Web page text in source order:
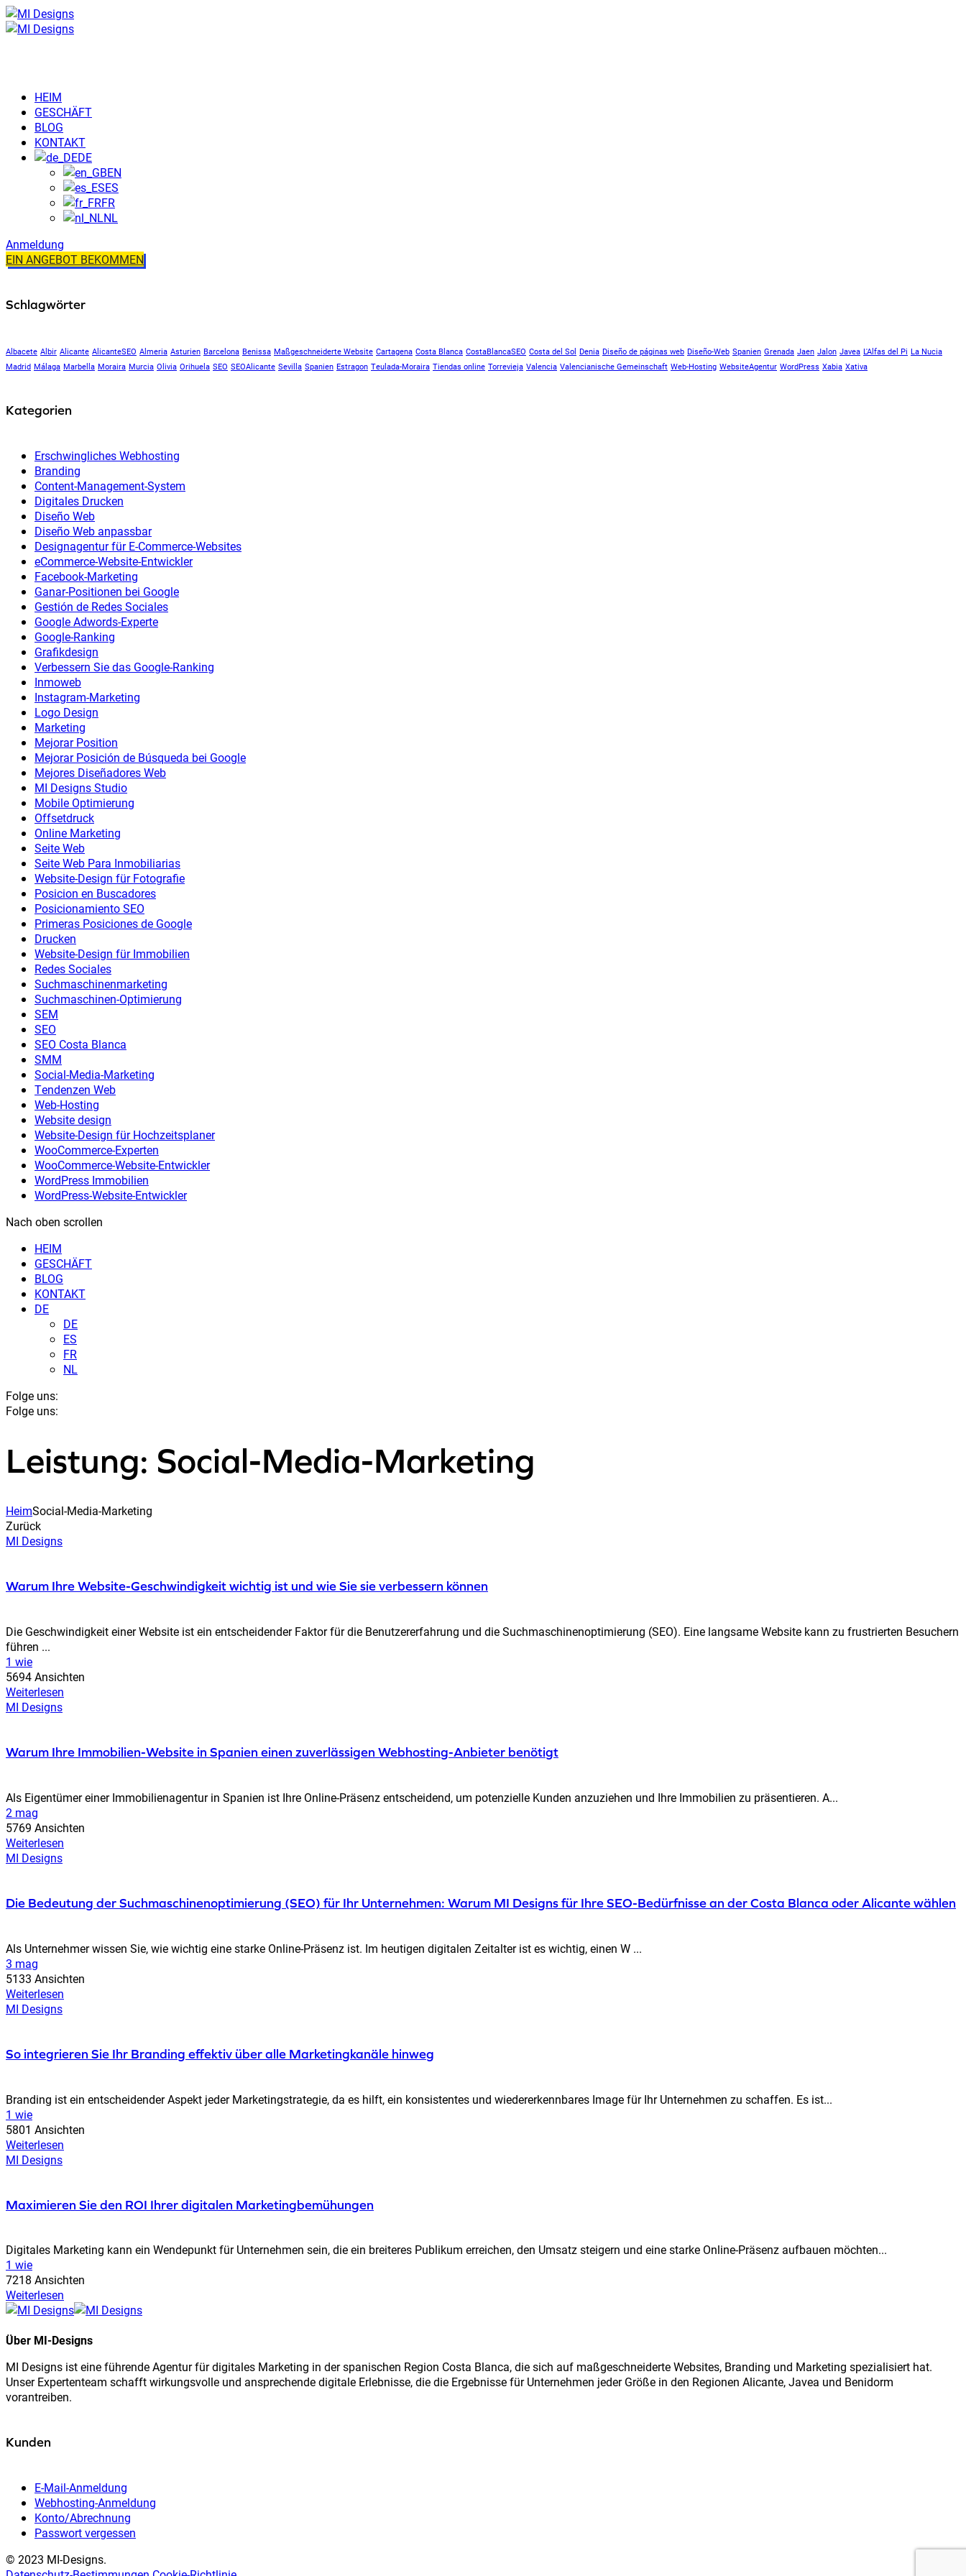
HEIM
GESCHÄFT
BLOG
KONTAKT
DE
EN
ES
FR
NL
Anmeldung
EIN ANGEBOT BEKOMMEN
Schlagwörter
Albacete Albir Alicante AlicanteSEO Almeria Asturien Barcelona Benissa Maßgeschneiderte Website Cartagena Costa Blanca CostaBlancaSEO Costa del Sol Denia Diseño de páginas web Diseño-Web Spanien Grenada Jaen Jalon Javea L'Alfas del Pi La Nucia
Madrid Málaga Marbella Moraira Murcia Olivia Orihuela SEO SEOAlicante Sevilla Spanien Estragon Teulada-Moraira Tiendas online Torrevieja Valencia Valencianische Gemeinschaft Web-Hosting WebsiteAgentur WordPress Xabia Xativa
Kategorien
Erschwingliches Webhosting
Branding
Content-Management-System
Digitales Drucken
Diseño Web
Diseño Web anpassbar
Designagentur für E-Commerce-Websites
eCommerce-Website-Entwickler
Facebook-Marketing
Ganar-Positionen bei Google
Gestión de Redes Sociales
Google Adwords-Experte
Google-Ranking
Grafikdesign
Verbessern Sie das Google-Ranking
Inmoweb
Instagram-Marketing
Logo Design
Marketing
Mejorar Position
Mejorar Posición de Búsqueda bei Google
Mejores Diseñadores Web
MI Designs Studio
Mobile Optimierung
Offsetdruck
Online Marketing
Seite Web
Seite Web Para Inmobiliarias
Website-Design für Fotografie
Posicion en Buscadores
Posicionamiento SEO
Primeras Posiciones de Google
Drucken
Website-Design für Immobilien
Redes Sociales
Suchmaschinenmarketing
Suchmaschinen-Optimierung
SEM
SEO
SEO Costa Blanca
SMM
Social-Media-Marketing
Tendenzen Web
Web-Hosting
Website design
Website-Design für Hochzeitsplaner
WooCommerce-Experten
WooCommerce-Website-Entwickler
WordPress Immobilien
WordPress-Website-Entwickler
Nach oben scrollen
HEIM
GESCHÄFT
BLOG
KONTAKT
DE
DE
ES
FR
NL
Folge uns:
Folge uns:
Leistung: Social-Media-Marketing
HeimSocial-Media-Marketing
Zurück
MI Designs
Warum Ihre Website-Geschwindigkeit wichtig ist und wie Sie sie verbessern können
Die Geschwindigkeit einer Website ist ein entscheidender Faktor für die Benutzererfahrung und die Suchmaschinenoptimierung (SEO). Eine langsame Website kann zu frustrierten Besuchern
führen ...
1 wie
5694 Ansichten
Weiterlesen
MI Designs
Warum Ihre Immobilien-Website in Spanien einen zuverlässigen Webhosting-Anbieter benötigt
Als Eigentümer einer Immobilienagentur in Spanien ist Ihre Online-Präsenz entscheidend, um potenzielle Kunden anzuziehen und Ihre Immobilien zu präsentieren. A...
2 mag
5769 Ansichten
Weiterlesen
MI Designs
Die Bedeutung der Suchmaschinenoptimierung (SEO) für Ihr Unternehmen: Warum MI Designs für Ihre SEO-Bedürfnisse an der Costa Blanca oder Alicante wählen
Als Unternehmer wissen Sie, wie wichtig eine starke Online-Präsenz ist. Im heutigen digitalen Zeitalter ist es wichtig, einen W ...
3 mag
5133 Ansichten
Weiterlesen
MI Designs
So integrieren Sie Ihr Branding effektiv über alle Marketingkanäle hinweg
Branding ist ein entscheidender Aspekt jeder Marketingstrategie, da es hilft, ein konsistentes und wiedererkennbares Image für Ihr Unternehmen zu schaffen. Es ist...
1 wie
5801 Ansichten
Weiterlesen
MI Designs
Maximieren Sie den ROI Ihrer digitalen Marketingbemühungen
Digitales Marketing kann ein Wendepunkt für Unternehmen sein, die ein breiteres Publikum erreichen, den Umsatz steigern und eine starke Online-Präsenz aufbauen möchten...
1 wie
7218 Ansichten
Weiterlesen
Über MI-Designs
MI Designs ist eine führende Agentur für digitales Marketing in der spanischen Region Costa Blanca, die sich auf maßgeschneiderte Websites, Branding und Marketing spezialisiert hat.
Unser Expertenteam schafft wirkungsvolle und ansprechende digitale Erlebnisse, die die Ergebnisse für Unternehmen jeder Größe in den Regionen Alicante, Javea und Benidorm
vorantreiben.
Kunden
E-Mail-Anmeldung
Webhosting-Anmeldung
Konto/Abrechnung
Passwort vergessen
© 2023 MI-Designs.